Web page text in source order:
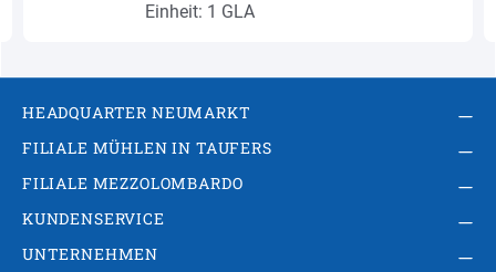
Einheit: 1 GLA
HEADQUARTER NEUMARKT
FILIALE MÜHLEN IN TAUFERS
FILIALE MEZZOLOMBARDO
KUNDENSERVICE
UNTERNEHMEN